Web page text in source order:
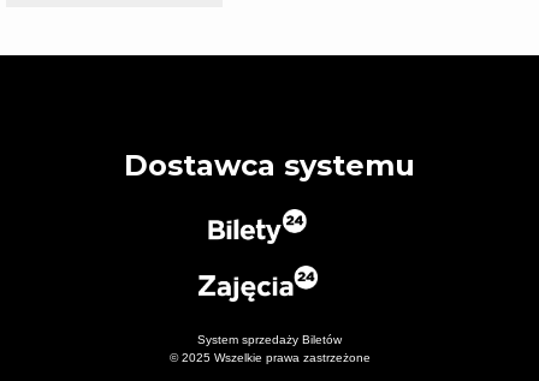
Dostawca systemu
System sprzedaży Biletów
© 2025 Wszelkie prawa zastrzeżone